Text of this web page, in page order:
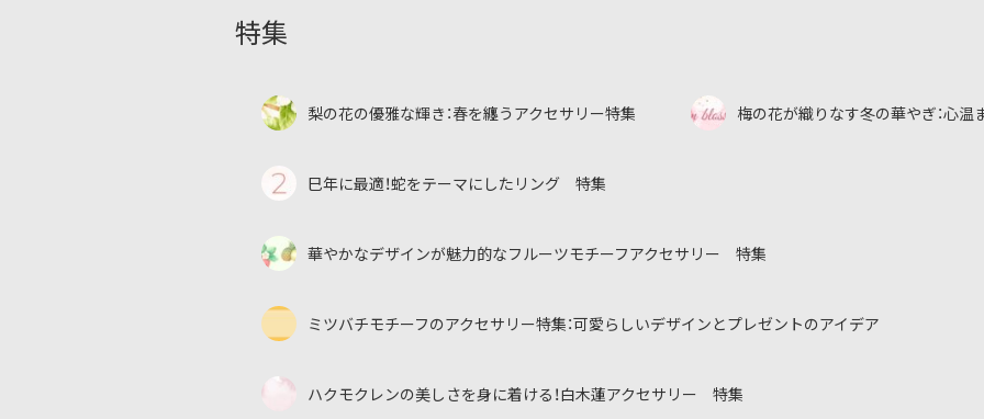
k
特集
梨の花の優雅な輝き：春を纏うアクセサリー特集 梅の花が織りなす冬の華やぎ：心温
巳年に最適！蛇をテーマにしたリング 特集
華やかなデザインが魅力的なフルーツモチーフアクセサリー 特集
ミツバチモチーフのアクセサリー特集：可愛らしいデザインとプレゼントのアイデア
ハクモクレンの美しさを身に着ける！白木蓮アクセサリー 特集